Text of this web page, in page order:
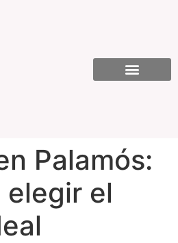
Palamós:
elegir el